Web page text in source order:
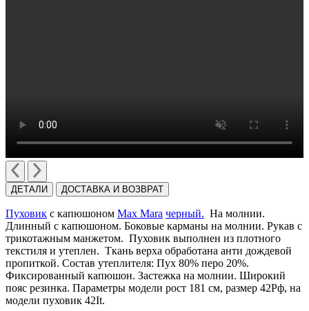
ДЕТАЛИ ДОСТАВКА И ВОЗВРАТ
Пуховик с капюшоном Max Mara черный. На молнии.
Длинный с капюшоном. Боковые карманы на молнии. Рукав с
трикотажным манжетом. Пуховик выполнен из плотного
текстиля и утеплен. Ткань верха обработана анти дождевой
пропиткой. Состав утеплителя: Пух 80% перо 20%.
Фиксированный капюшон. Застежка на молнии. Широкий
пояс резинка. Параметры модели рост 181 см, размер 42Рф, на
модели пуховик 42It.